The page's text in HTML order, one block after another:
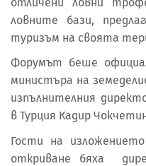
ловните бази,
туризъм на своята
Форумът беше
министъра на
изпълнителния
в Турция Кадир
Гости на
откриване бяха